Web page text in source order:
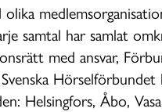
samtal har samlat
med ansvar,
Helsingfors, Åbo,